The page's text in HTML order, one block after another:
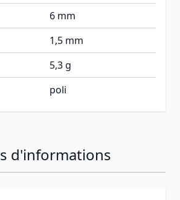
6 mm
1,5 mm
5,3 g
poli
d'informations